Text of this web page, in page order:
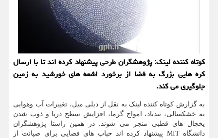
کوتاه کننده لینک: پژوهشگران طرحی پیشنهاد کرده اند تا با ارسال
کره هایی بزرگ به فضا از برخورد اشعه های خورشید به زمین
جلوگیری می کند.
به گزارش کوتاه کننده لینک به نقل از دیلی میل، تغییرات آب وهوایی
به خشکسالی، تندباد، امواج گرما، افزایش سطح دریا و ذوب شدن
یخچال های قطبی منجر می شوند. در همین راستا پژوهشگران
دانشگاه MIT پیشنهاد کرده اند حباب های فضایی برای صیانت از